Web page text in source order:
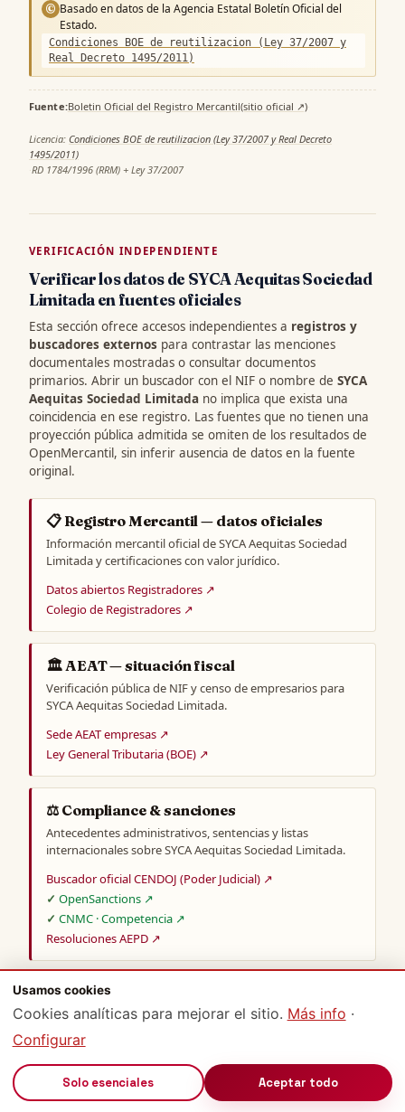
© Basado en datos de la Agencia Estatal Boletín Oficial del
Estado.
Condiciones BOE de reutilizacion (Ley 37/2007 y
Real Decreto 1495/2011)
Fuente:Boletin Oficial del Registro Mercantil(sitio oficial ↗)·
Licencia: Condiciones BOE de reutilizacion (Ley 37/2007 y Real Decreto
1495/2011)
·RD 1784/1996 (RRM) + Ley 37/2007
VERIFICACIÓN INDEPENDIENTE
Verificar los datos de SYCA Aequitas Sociedad
Limitada en fuentes oficiales
Esta sección ofrece accesos independientes a registros y
buscadores externos para contrastar las menciones
documentales mostradas o consultar documentos
primarios. Abrir un buscador con el NIF o nombre de SYCA
Aequitas Sociedad Limitada no implica que exista una
coincidencia en ese registro. Las fuentes que no tienen una
proyección pública admitida se omiten de los resultados de
OpenMercantil, sin inferir ausencia de datos en la fuente
original.
📋 Registro Mercantil — datos oficiales
Información mercantil oficial de SYCA Aequitas Sociedad
Limitada y certificaciones con valor jurídico.
Datos abiertos Registradores ↗
Colegio de Registradores ↗
🏛️ AEAT — situación fiscal
Verificación pública de NIF y censo de empresarios para
SYCA Aequitas Sociedad Limitada.
Sede AEAT empresas ↗
Ley General Tributaria (BOE) ↗
⚖️ Compliance & sanciones
Antecedentes administrativos, sentencias y listas
internacionales sobre SYCA Aequitas Sociedad Limitada.
Buscador oficial CENDOJ (Poder Judicial) ↗
OpenSanctions ↗
CNMC · Competencia ↗
Resoluciones AEPD ↗
📊 Comparativa sectorial
Datos agregados del sector y provincia de SYCA Aequitas
Sociedad Limitada para benchmarking.
BdE · Central de Balances ↗
INE · CNAE 2009 ↗
INE · Empresas en Zaragoza ↗
Usamos cookies
Cookies analíticas para mejorar el sitio. Más info ·
Configurar
Solo esenciales Aceptar todo